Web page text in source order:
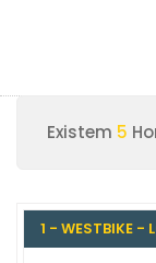
Existem 5
1 - WESTBIKE -